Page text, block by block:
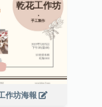
作坊海報